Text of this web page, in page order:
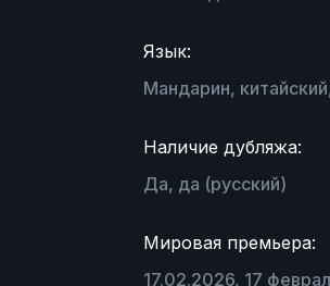
Язык:
Мандарин,
Наличие дубляжа:
Да, да (русский)
Мировая премьера:
17.02.2026, 17